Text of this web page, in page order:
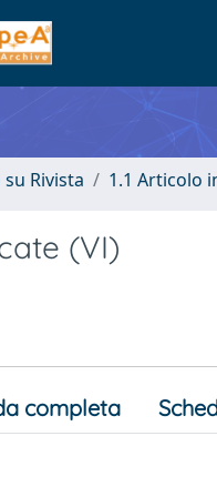
Rivista 1.1 Articolo
(VI)
completa